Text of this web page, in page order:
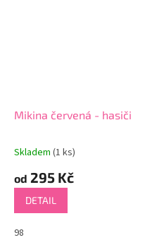
Mikina červená - hasiči
Skladem (1 ks)
od 295 Kč
DETAIL
98